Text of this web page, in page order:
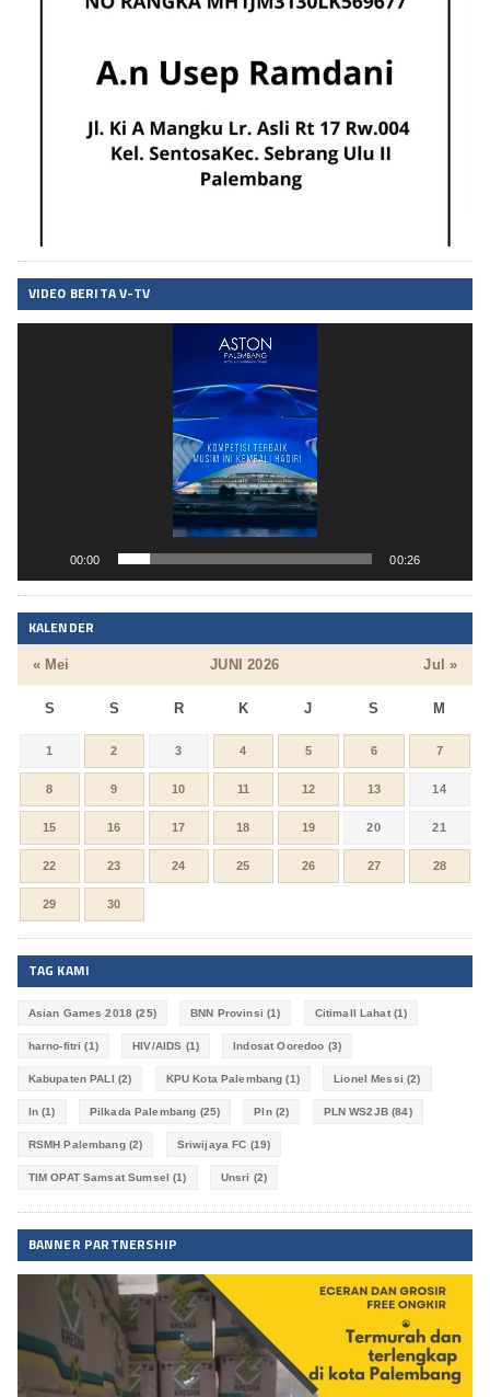
VIDEO BERITA V-TV
00:00 00:26
KALENDER
JUNI 2026
S S R K J S M
« Mei Jul »
1 2 3 4 5 6 7
8 9 10 11 12 13 14
15 16 17 18 19 20 21
22 23 24 25 26 27 28
29 30
TAG KAMI
Asian Games 2018 (25) BNN Provinsi (1) Citimall Lahat(1)
harno-fitri (1) HIV/AIDS (1) Indosat Ooredoo (3)
Kabupaten PALI (2) KPU Kota Palembang (1) Lionel Messi (2)
ln (1) Pilkada Palembang (25) Pln(2) PLN WS2JB(84)
RSMH Palembang(2) Sriwijaya FC (19)
TIM OPAT Samsat Sumsel (1) Unsri (2)
BANNER PARTNERSHIP